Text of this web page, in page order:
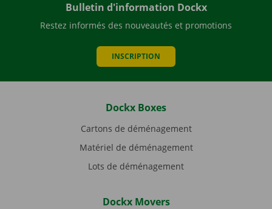
Bulletin d'information Dockx
Restez informés des nouveautés et promotions
INSCRIPTION
Dockx Boxes
Cartons de déménagement
Matériel de déménagement
Lots de déménagement
Dockx Movers